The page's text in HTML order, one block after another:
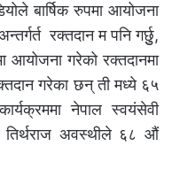
बार्षिक रुपमा आयोजना
रक्तदान म पनि गर्छुु,
आयोजना गरेको रक्तदानमा
गरेका छन् ती मध्ये ६५
नेपाल स्वयंसेवी
तिर्थराज अवस्थीले ६८ औं